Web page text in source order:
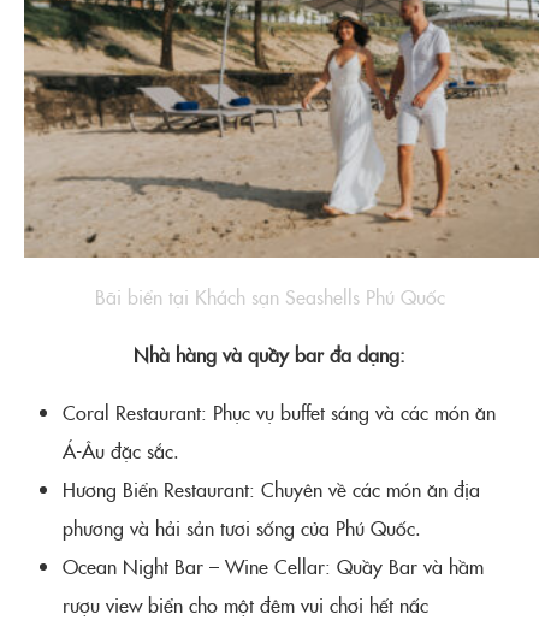
Bãi biển tại Khách sạn Seashells Phú Quốc
Nhà hàng và quầy bar đa dạng:
Coral Restaurant: Phục vụ buffet sáng và các món ăn
Á-Âu đặc sắc.
Hương Biển Restaurant: Chuyên về các món ăn địa
phương và hải sản tươi sống của Phú Quốc.
Ocean Night Bar – Wine Cellar: Quầy Bar và hầm
rượu view biển cho một đêm vui chơi hết nấc